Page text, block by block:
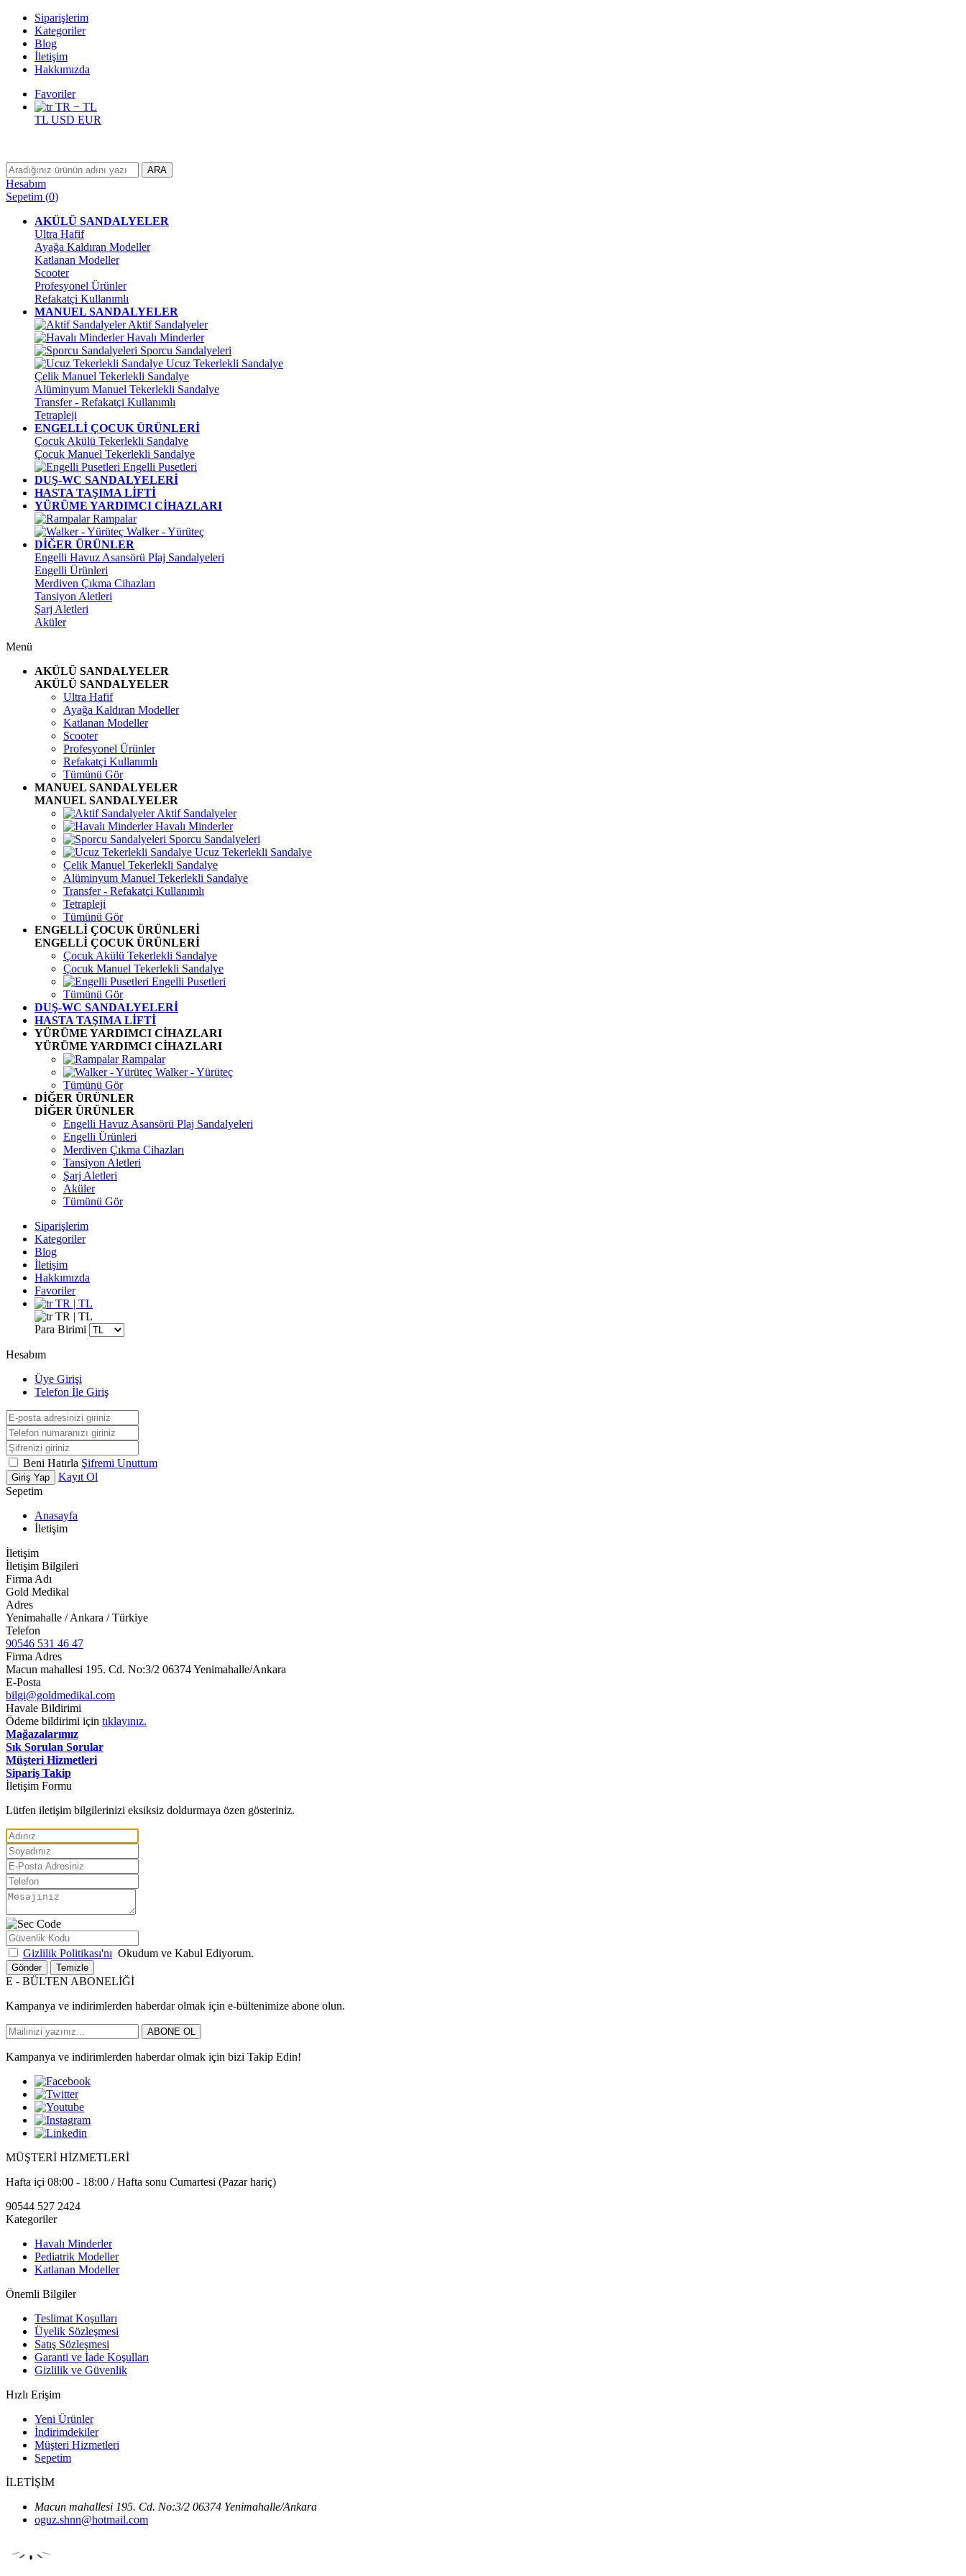
Siparişlerim
Kategoriler
Blog
İletişim
Hakkımızda
Favoriler
TR − TL
TL USD EUR
ARA
Hesabım
Sepetim (0)
AKÜLÜ SANDALYELER
Ultra Hafif
Ayağa Kaldıran Modeller
Katlanan Modeller
Scooter
Profesyonel Ürünler
Refakatçi Kullanımlı
MANUEL SANDALYELER
Aktif Sandalyeler
Havalı Minderler
Sporcu Sandalyeleri
Ucuz Tekerlekli Sandalye
Çelik Manuel Tekerlekli Sandalye
Alüminyum Manuel Tekerlekli Sandalye
Transfer - Refakatçi Kullanımlı
Tetrapleji
ENGELLİ ÇOCUK ÜRÜNLERİ
Çocuk Akülü Tekerlekli Sandalye
Çocuk Manuel Tekerlekli Sandalye
Engelli Pusetleri
DUŞ-WC SANDALYELERİ
HASTA TAŞIMA LİFTİ
YÜRÜME YARDIMCI CİHAZLARI
Rampalar
Walker - Yürüteç
DİĞER ÜRÜNLER
Engelli Havuz Asansörü Plaj Sandalyeleri
Engelli Ürünleri
Merdiven Çıkma Cihazları
Tansiyon Aletleri
Şarj Aletleri
Aküler
Menü
AKÜLÜ SANDALYELER
AKÜLÜ SANDALYELER
Ultra Hafif
Ayağa Kaldıran Modeller
Katlanan Modeller
Scooter
Profesyonel Ürünler
Refakatçi Kullanımlı
Tümünü Gör
MANUEL SANDALYELER
MANUEL SANDALYELER
Aktif Sandalyeler
Havalı Minderler
Sporcu Sandalyeleri
Ucuz Tekerlekli Sandalye
Çelik Manuel Tekerlekli Sandalye
Alüminyum Manuel Tekerlekli Sandalye
Transfer - Refakatçi Kullanımlı
Tetrapleji
Tümünü Gör
ENGELLİ ÇOCUK ÜRÜNLERİ
ENGELLİ ÇOCUK ÜRÜNLERİ
Çocuk Akülü Tekerlekli Sandalye
Çocuk Manuel Tekerlekli Sandalye
Engelli Pusetleri
Tümünü Gör
DUŞ-WC SANDALYELERİ
HASTA TAŞIMA LİFTİ
YÜRÜME YARDIMCI CİHAZLARI
YÜRÜME YARDIMCI CİHAZLARI
Rampalar
Walker - Yürüteç
Tümünü Gör
DİĞER ÜRÜNLER
DİĞER ÜRÜNLER
Engelli Havuz Asansörü Plaj Sandalyeleri
Engelli Ürünleri
Merdiven Çıkma Cihazları
Tansiyon Aletleri
Şarj Aletleri
Aküler
Tümünü Gör
Siparişlerim
Kategoriler
Blog
İletişim
Hakkımızda
Favoriler
TR | TL
TR | TL
Para Birimi
Hesabım
Üye Girişi
Telefon İle Giriş
Beni Hatırla Şifremi Unuttum
Giriş Yap
Kayıt Ol
Sepetim
Anasayfa
İletişim
İletişim
İletişim Bilgileri
Firma Adı
Gold Medikal
Adres
Yenimahalle / Ankara / Türkiye
Telefon
90546 531 46 47
Firma Adres
Macun mahallesi 195. Cd. No:3/2 06374 Yenimahalle/Ankara
E-Posta
bilgi@goldmedikal.com
Havale Bildirimi
Ödeme bildirimi için tıklayınız.
Mağazalarımız
Sık Sorulan Sorular
Müşteri Hizmetleri
Sipariş Takip
İletişim Formu
Lütfen iletişim bilgilerinizi eksiksiz doldurmaya özen gösteriniz.
Gizlilik Politikası'nı Okudum ve Kabul Ediyorum.
Gönder Temizle
E - BÜLTEN ABONELİĞİ
Kampanya ve indirimlerden haberdar olmak için e-bültenimize abone olun.
ABONE OL
Kampanya ve indirimlerden haberdar olmak için bizi Takip Edin!
MÜŞTERİ HİZMETLERİ
Hafta içi 08:00 - 18:00 / Hafta sonu Cumartesi (Pazar hariç)
90544 527 2424
Kategoriler
Havalı Minderler
Pediatrik Modeller
Katlanan Modeller
Önemli Bilgiler
Teslimat Koşulları
Üyelik Sözleşmesi
Satış Sözleşmesi
Garanti ve İade Koşulları
Gizlilik ve Güvenlik
Hızlı Erişim
Yeni Ürünler
İndirimdekiler
Müşteri Hizmetleri
Sepetim
İLETİŞİM
Macun mahallesi 195. Cd. No:3/2 06374 Yenimahalle/Ankara
oguz.shnn@hotmail.com